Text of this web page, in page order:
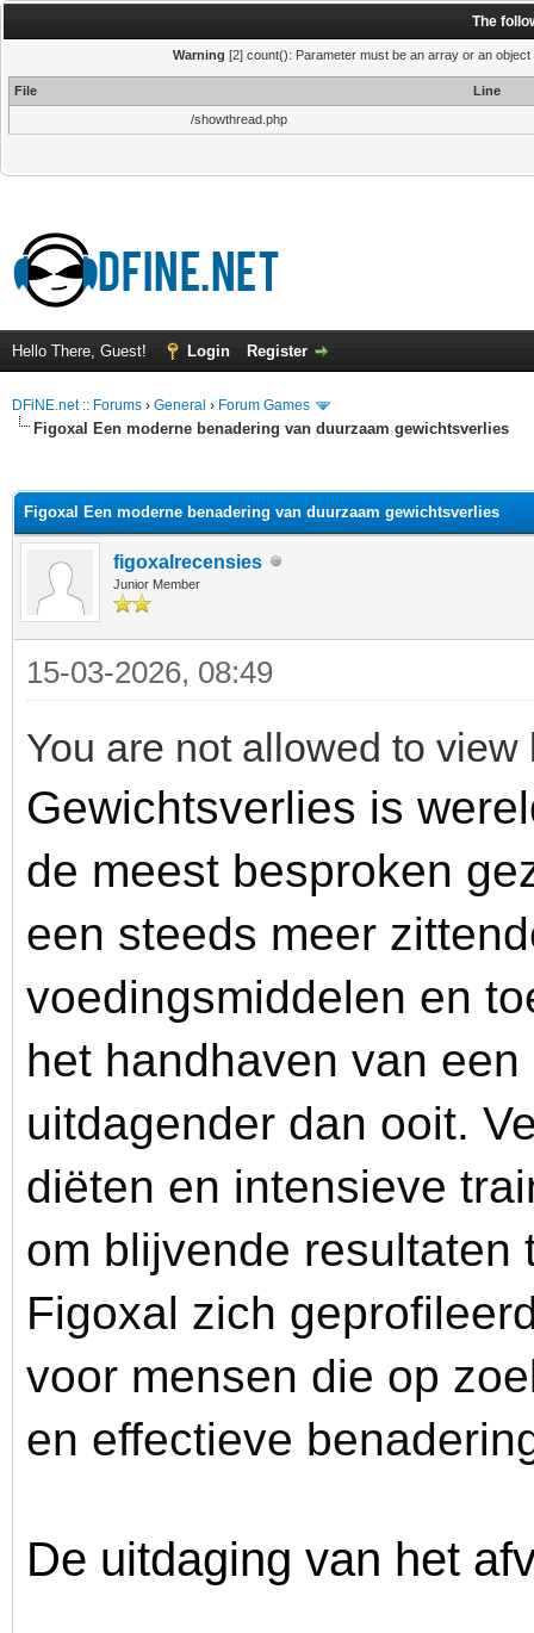
The
Warning [2] count(): Parameter must be an array or an
File
Line
/showthread.php
Hello There, Guest! Login Register
DFiNE.net :: Forums › General › Forum Games
Figoxal Een moderne benadering van duurzaam gewichtsverlies
Figoxal Een moderne benadering van duurzaam gewichtsverlies
figoxalrecensies
Junior Member
15-03-2026, 08:49
You are not allowed to
Gewichtsverlies is
de meest besproken
een steeds meer
voedingsmiddelen en
het handhaven van
uitdagender dan ooit.
diëten en intensieve
om blijvende resultaten
Figoxal zich
voor mensen die op
en effectieve
De uitdaging van het